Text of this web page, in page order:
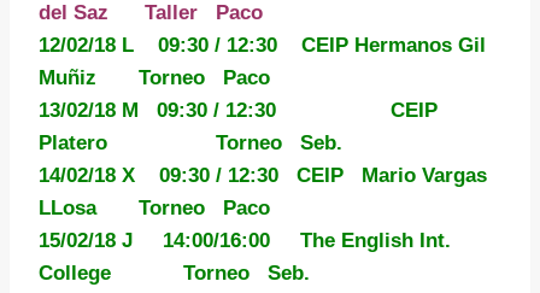
del Saz Taller Paco
12/02/18 L 09:30 / 12:30 CEIP Hermanos Gil
Muñiz Torneo Paco
13/02/18 M 09:30 / 12:30 CEIP
Platero Torneo Seb.
14/02/18 X 09:30 / 12:30 CEIP Mario Vargas
LLosa Torneo Paco
15/02/18 J 14:00/16:00 The English Int.
College Torneo Seb.